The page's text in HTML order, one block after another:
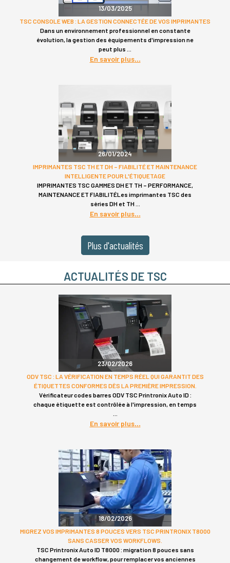
13/03/2025
TSC CONSOLE WEB : LA GESTION CONNECTÉE DE VOS IMPRIMANTES
Dans un environnement professionnel en constante
évolution, la gestion des équipements d'impression ne
peut plus
En savoir plus
26/01/2024
IMPRIMANTES TSC TH ET DH – FIABILITÉ ET MAINTENANCE
INTELLIGENTE POUR L'ÉTIQUETAGE
IMPRIMANTES TSC GAMMES DH ET TH – PERFORMANCE,
MAINTENANCE ET FIABILITÉLes imprimantes TSC des
séries DH et TH
En savoir plus
Plus d'actualités
ACTUALITÉS DE TSC
23/02/2026
ODV TSC : LA VÉRIFICATION EN TEMPS RÉEL QUI GARANTIT DES
ÉTIQUETTES CONFORMES DÈS LA PREMIÈRE IMPRESSION.
Vérificateur codes barres ODV TSC Printronix Auto ID :
chaque étiquette est contrôlée à l'impression, en temps
En savoir plus
18/02/2026
MIGREZ VOS IMPRIMANTES 8 POUCES VERS TSC PRINTRONIX T8000
SANS CASSER VOS WORKFLOWS.
TSC Printronix Auto ID T8000 : migration 8 pouces sans
changement de workflow, pour remplacer vos anciennes